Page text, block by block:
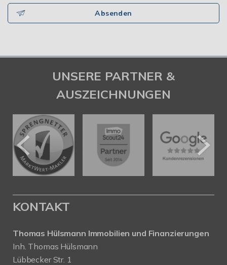
Absenden
UNSERE PARTNER &
AUSZEICHNUNGEN
KONTAKT
Thomas Hülsmann Immobilien und Finanzierungen
Inh. Thomas Hülsmann
Lübbecker Str. 1